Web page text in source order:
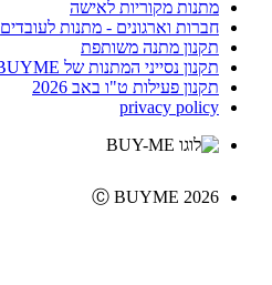
מתנות מקוריות לאישה
חברות וארגונים - מתנות לעובדים
תקנון מתנה משותפת
תקנון נסייני המתנות של BUYME
תקנון פעילות ט"ו באב 2026
privacy policy
Ⓒ BUYME 2026